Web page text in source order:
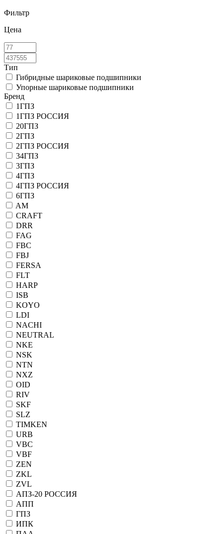
Фильтр
Цена
Тип
Гибридные шариковые подшипники
Упорные шариковые подшипники
Бренд
1ГПЗ
1ГПЗ РОССИЯ
20ГПЗ
2ГПЗ
2ГПЗ РОССИЯ
34ГПЗ
3ГПЗ
4ГПЗ
4ГПЗ РОССИЯ
6ГПЗ
AM
CRAFT
DRR
FAG
FBC
FBJ
FERSA
FLT
HARP
ISB
KOYO
LDI
NACHI
NEUTRAL
NKE
NSK
NTN
NXZ
OID
RIV
SKF
SLZ
TIMKEN
URB
VBC
VBF
ZEN
ZKL
ZVL
АПЗ-20 РОССИЯ
АПП
ГПЗ
ИПК